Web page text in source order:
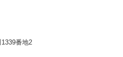
番地2